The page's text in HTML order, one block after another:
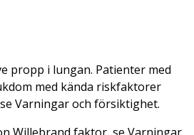
propp i lungan. Patienter med
med kända riskfaktorer
Varningar och försiktighet.